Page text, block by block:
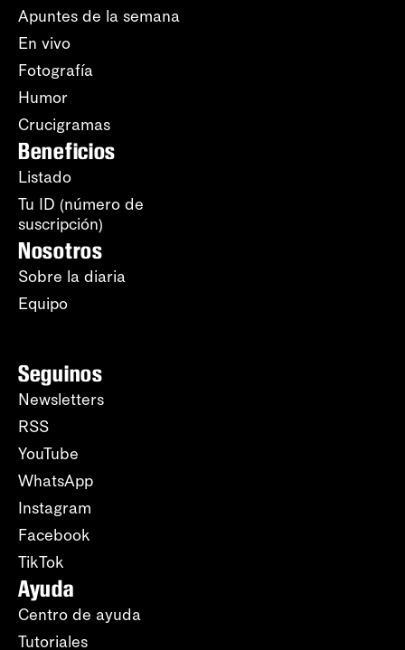
Apuntes de la semana
En vivo
Fotografía
Humor
Crucigramas
Beneficios
Listado
Tu ID (número de
suscripción)
Nosotros
Sobre la diaria
Equipo
Seguinos
Newsletters
RSS
YouTube
WhatsApp
Instagram
Facebook
TikTok
Ayuda
Centro de ayuda
Tutoriales